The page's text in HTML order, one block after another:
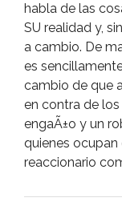
habla de las
SU realidad y,
a cambio. De
es
cambio de que
en contra de los
engaÃ±o y un
quienes
reaccionario